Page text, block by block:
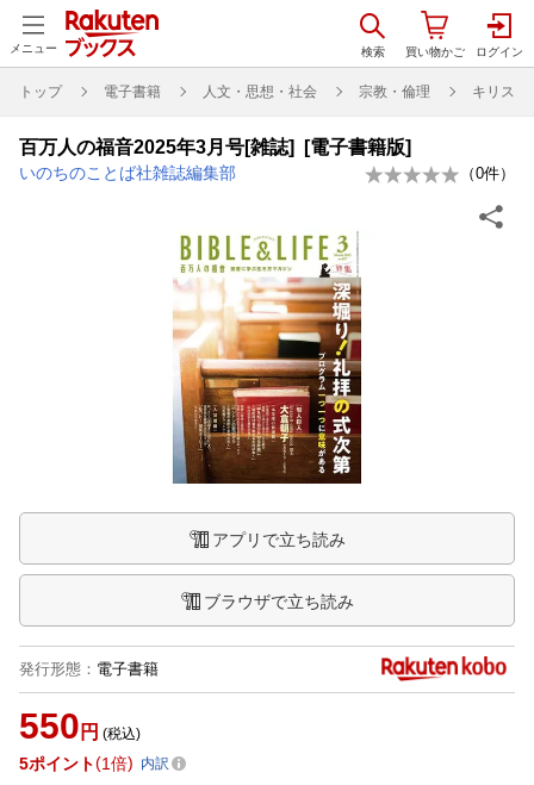
メニュー
トップ 電子書籍 人文・思想・社会 宗教・倫理 キリスト
百万人の福音2025年3月号[雑誌] [電子書籍版]
いのちのことば社雑誌編集部 （0件）
アプリで立ち読み
ブラウザで立ち読み
発行形態 ： 電子書籍
550 円 (税込)
5ポイント 1倍 内訳